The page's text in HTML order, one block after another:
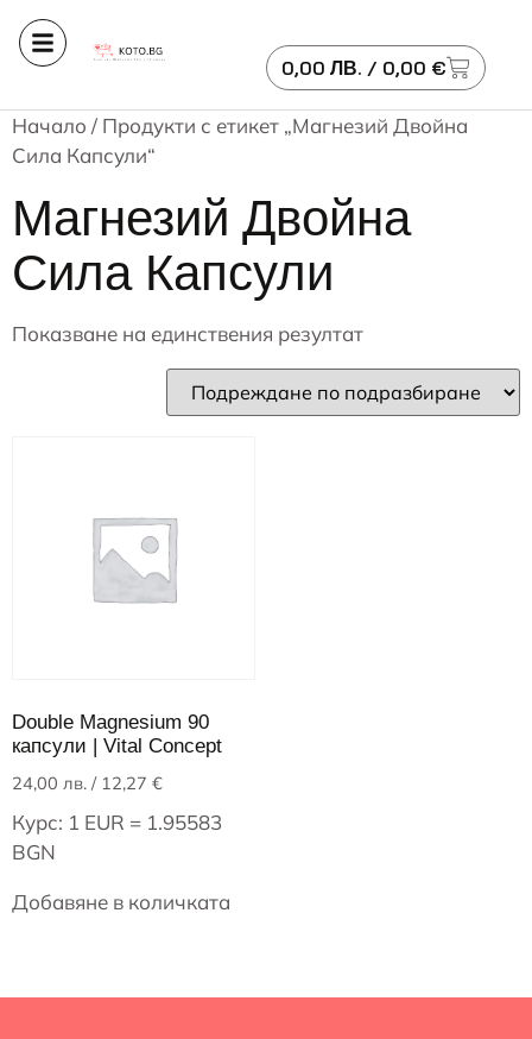
0,00 ЛВ. / 0,00 €
Начало / Продукти с етикет „Магнезий Двойна
Сила Капсули“
Магнезий Двойна
Сила Капсули
Показване на единствения резултат
Double Magnesium 90
капсули | Vital Concept
24,00 лв. / 12,27 €
Курс: 1 EUR = 1.95583
BGN
Добавяне в количката